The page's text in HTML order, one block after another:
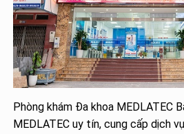
Phòng khám Đa khoa MEDLATEC
MEDLATEC uy tín, cung cấp dịch